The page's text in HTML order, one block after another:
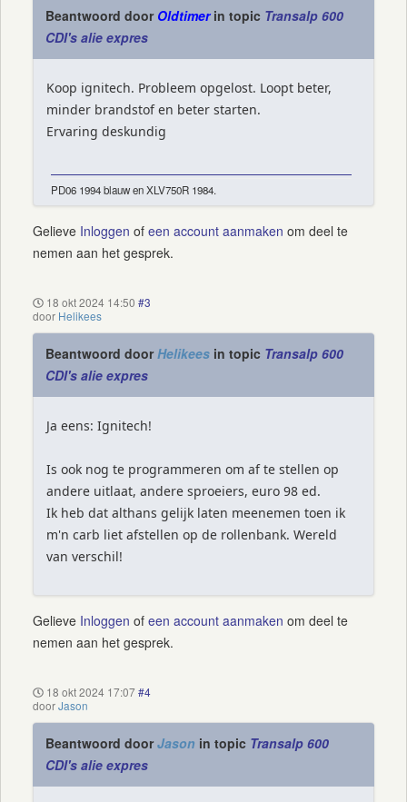
Beantwoord door Oldtimerin topic Transalp 600
CDI's alie expres
Koop ignitech. Probleem opgelost. Loopt beter,
minder brandstof en beter starten.
Ervaring deskundig
PD06 1994 blauw en XLV750R 1984.
Gelieve Inloggen of een account aanmaken om deel te
nemen aan het gesprek.
18 okt 2024 14:50 #3
door Helikees
Beantwoord doorHelikees in topic Transalp 600
CDI's alie expres
Ja eens: Ignitech!
Is ook nog te programmeren om af te stellen op
andere uitlaat, andere sproeiers, euro 98 ed.
Ik heb dat althans gelijk laten meenemen toen ik
m'n carb liet afstellen op de rollenbank. Wereld
van verschil!
Gelieve Inloggen of een account aanmaken om deel te
nemen aan het gesprek.
18 okt 2024 17:07 #4
doorJason
Beantwoord doorJason in topic Transalp 600
CDI's alie expres